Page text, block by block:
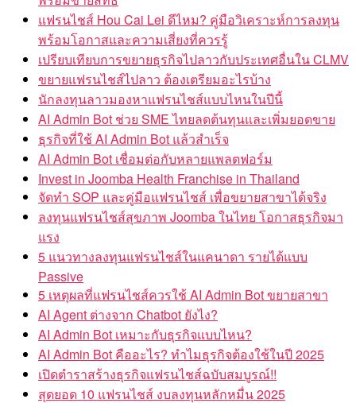
แฟรนไชส์ Hou Cai Lei ดีไหม? คู่มือวิเคราะห์การลงทุน
พร้อมโอกาสและความเสี่ยงที่ควรรู้
เปรียบเทียบการขยายธุรกิจไปลาวกับประเทศอื่นใน CLMV
ขยายแฟรนไชส์ไปลาว ต้องเตรียมอะไรบ้าง
นักลงทุนลาวมองหาแฟรนไชส์แบบไหนในปีนี้
AI Admin Bot ช่วย SME ไทยลดต้นทุนและเพิ่มยอดขาย
ธุรกิจที่ใช้ AI Admin Bot แล้วสำเร็จ
AI Admin Bot เชื่อมต่อกับหลายแพลตฟอร์ม
Invest in Joomba Health Franchise in Thailand
จัดทำ SOP และคู่มือแฟรนไชส์ เพื่อขยายสาขาได้จริง
ลงทุนแฟรนไชส์สุขภาพ Joomba ในไทย โอกาสธุรกิจมา
แรง
5 แนวทางลงทุนแฟรนไชส์ในแคนาดา รายได้แบบ
Passive
5 เหตุผลที่แฟรนไชส์ควรใช้ AI Admin Bot ขยายสาขา
AI Agent ต่างจาก Chatbot ยังไง?
AI Admin Bot เหมาะกับธุรกิจแบบไหน?
AI Admin Bot คืออะไร? ทำไมธุรกิจต้องใช้ในปี 2025
เปิดตำราสร้างธุรกิจแฟรนไชส์ฉบับสมบูรณ์!!
สุดยอด 10 แฟรนไชส์ งบลงทุนหลักหมื่น 2025